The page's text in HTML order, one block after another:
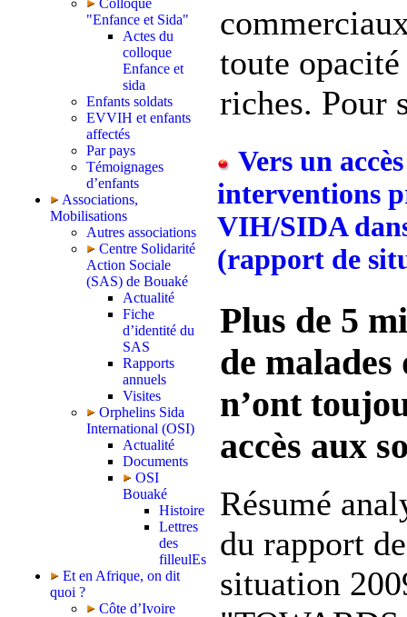
Colloque
"Enfance et Sida"
Actes du
colloque
Enfance et
sida
Enfants soldats
EVVIH et enfants
affectés
Par pays
Témoignages
d’enfants
Associations,
Mobilisations
Autres associations
Centre Solidarité
Action Sociale
(SAS) de Bouaké
Actualité
Fiche
d’identité du
SAS
Rapports
annuels
Visites
Orphelins Sida
International (OSI)
Actualité
Documents
OSI
Bouaké
Histoire
Lettres
des
filleulEs
Et en Afrique, on dit
quoi ?
Côte d’Ivoire
toute
riches. Pour
Vers un
interventions
VIH/SIDA
(rapport de
Plus de 5
de malades
n’ont
accès aux
Résumé
du rapport de
situation